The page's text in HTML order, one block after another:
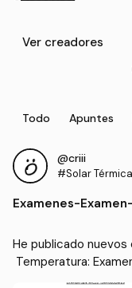
Ver creadores
Todo Apuntes
@criii
#Solar
Examenes-
He publicado nuevos
Temperatura: